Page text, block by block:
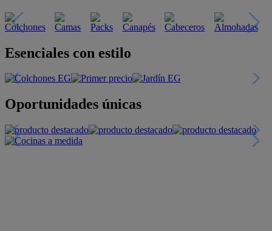
Esenciales con estilo
Oportunidades únicas